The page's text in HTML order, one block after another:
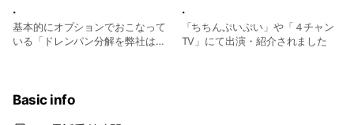
.
基本的にオプションでおこなって
いる「ドレンパン分解を弊社は無
.
「ちちんぷいぷい」や「４チャン
TV」にて出演・紹介されました
Basic info